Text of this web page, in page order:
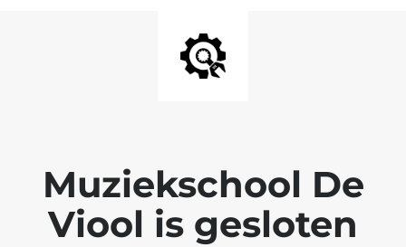
Muziekschool De
Viool is gesloten